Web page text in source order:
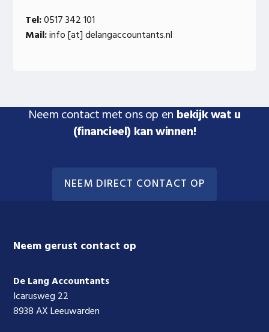
Tel:0517 342 101
Mail:info [at] delangaccountants.nl
Neem contact met ons op en bekijk wat u
(financieel) kan winnen!
NEEM DIRECT CONTACT OP
Footer
Neem gerust contact op
De Lang Accountants
Icarusweg 22
8938 AX Leeuwarden